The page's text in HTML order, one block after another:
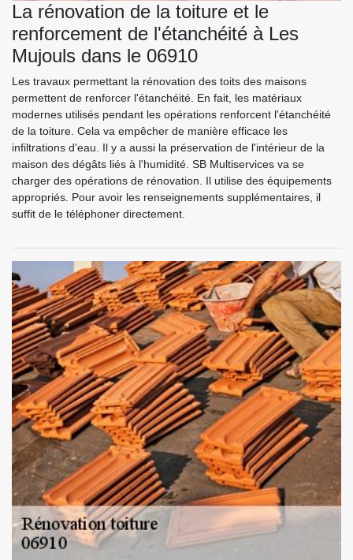
La rénovation de la toiture et le
renforcement de l'étanchéité à Les
Mujouls dans le 06910
Les travaux permettant la rénovation des toits des maisons
permettent de renforcer l'étanchéité. En fait, les matériaux
modernes utilisés pendant les opérations renforcent l'étanchéité
de la toiture. Cela va empêcher de manière efficace les
infiltrations d'eau. Il y a aussi la préservation de l'intérieur de la
maison des dégâts liés à l'humidité. SB Multiservices va se
charger des opérations de rénovation. Il utilise des équipements
appropriés. Pour avoir les renseignements supplémentaires, il
suffit de le téléphoner directement.